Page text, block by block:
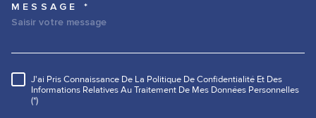
TRAD_MELTEM_VOREDEMANDE
MESSAGE *
RÈGLEMENTATION
J'ai Pris Connaissance De La Politique De Confidentialité Et Des
Informations Relatives Au Traitement De Mes Données Personnelles
(*)